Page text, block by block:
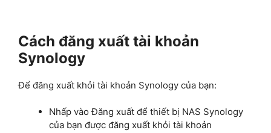
Cách đăng xuất tài khoản
Synology
Để đăng xuất khỏi tài khoản Synology của bạn:
Nhấp vào Đăng xuất để thiết bị NAS Synology
của bạn được đăng xuất khỏi tài khoản